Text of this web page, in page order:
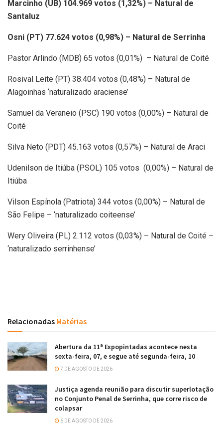
Marcinho (UB) 104.969 votos (1,32%) – Natural de
Santaluz
Osni (PT) 77.624 votos (0,98%) – Natural de Serrinha
Pastor Arlindo (MDB) 65 votos (0,01%) – Natural de Coité
Rosival Leite (PT) 38.404 votos (0,48%) – Natural de
Alagoinhas ‘naturalizado araciense’
Samuel da Veraneio (PSC) 190 votos (0,00%) – Natural de
Coité
Silva Neto (PDT) 45.163 votos (0,57%) – Natural de Araci
Udenilson de Itiúba (PSOL) 105 votos (0,00%) – Natural de
Itiúba
Vilson Espínola (Patriota) 344 votos (0,00%) – Natural de
São Felipe – ‘naturalizado coiteense’
Wery Oliveira (PL) 2.112 votos (0,03%) – Natural de Coité –
‘naturalizado serrinhense’
Relacionadas Matérias
Abertura da 11ª Expopintadas acontece nesta
sexta-feira, 07, e segue até segunda-feira, 10
7 DE AGOSTO DE 2026
Justiça agenda reunião para discutir superlotação
no Conjunto Penal de Serrinha, que corre risco de
colapsar
6 DE AGOSTO DE 2026